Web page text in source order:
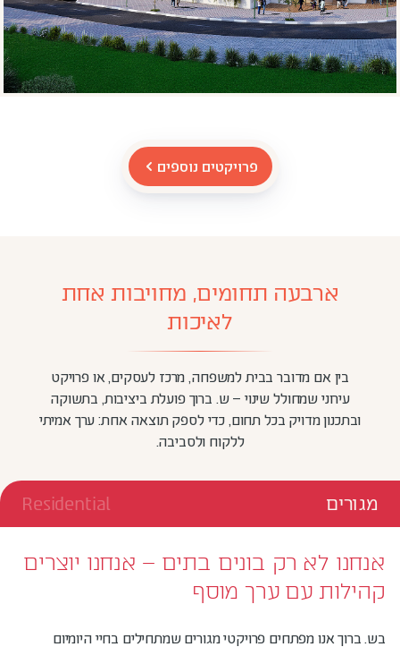
פרויקטים נוספים
ארבעה תחומים, מחויבות אחת
לאיכות
בין אם מדובר בבית למשפחה, מרכז לעסקים, או פרויקט
עירוני שמחולל שינוי – ש. ברוך פועלת ביציבות, בתשוקה
ובתכנון מדויק בכל תחום, כדי לספק תוצאה אחת: ערך אמיתי
ללקוח ולסביבה.
מגורים Residential
אנחנו לא רק בונים בתים – אנחנו יוצרים
קהילות עם ערך מוסף
בש. ברוך אנו מפתחים פרויקטי מגורים שמתחילים בחיי היומיום